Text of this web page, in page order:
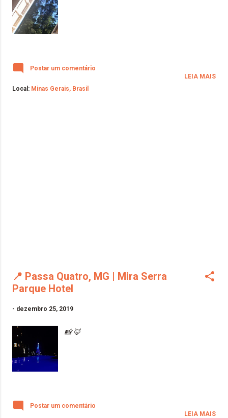
Postar um comentário
Local: Minas Gerais, Brasil
LEIA MAIS
📍 Passa Quatro, MG | Mira Serra
Parque Hotel
- dezembro 25, 2019
📸 🦊
Postar um comentário
LEIA MAIS